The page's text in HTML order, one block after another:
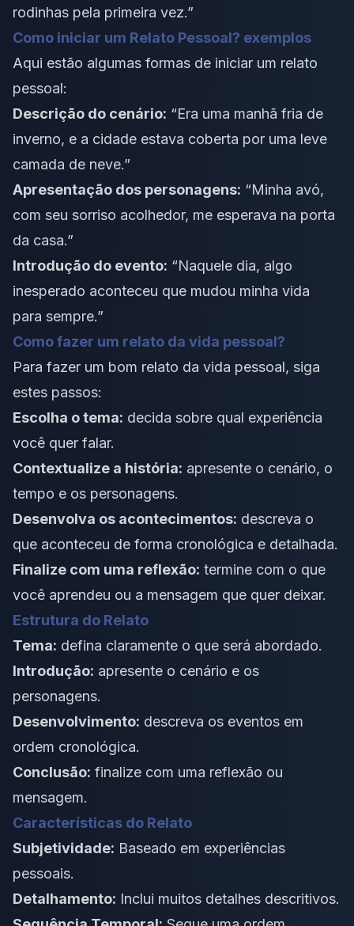
rodinhas pela primeira vez.”
Como iniciar um Relato Pessoal? exemplos
Aqui estão algumas formas de iniciar um relato
pessoal:
Descrição do cenário: “Era uma manhã fria de
inverno, e a cidade estava coberta por uma leve
camada de neve.”
Apresentação dos personagens: “Minha avó,
com seu sorriso acolhedor, me esperava na porta
da casa.”
Introdução do evento: “Naquele dia, algo
inesperado aconteceu que mudou minha vida
para sempre.”
Como fazer um relato da vida pessoal?
Para fazer um bom relato da vida pessoal, siga
estes passos:
Escolha otema: decida sobre qual experiência
você quer falar.
Contextualize a história: apresente o cenário, o
tempo e os personagens.
Desenvolva os acontecimentos: descreva o
que aconteceu de forma cronológica e detalhada.
Finalize com uma reflexão: termine com o que
você aprendeu ou a mensagem que quer deixar.
Estrutura do Relato
Tema: defina claramente o que será abordado.
Introdução: apresente o cenário e os
personagens.
Desenvolvimento: descreva os eventos em
ordem cronológica.
Conclusão: finalize com uma reflexão ou
mensagem.
Características do Relato
Subjetividade: Baseado em experiências
pessoais.
Detalhamento: Inclui muitos detalhes descritivos.